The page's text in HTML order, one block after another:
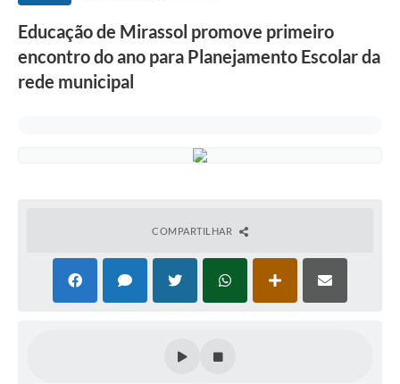
Educação de Mirassol promove primeiro
encontro do ano para Planejamento Escolar da
rede municipal
COMPARTILHAR